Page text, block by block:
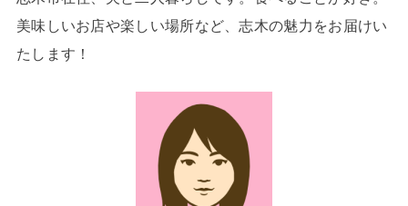
美味しいお店や楽しい場所など、志木の魅力をお届けい
たします！